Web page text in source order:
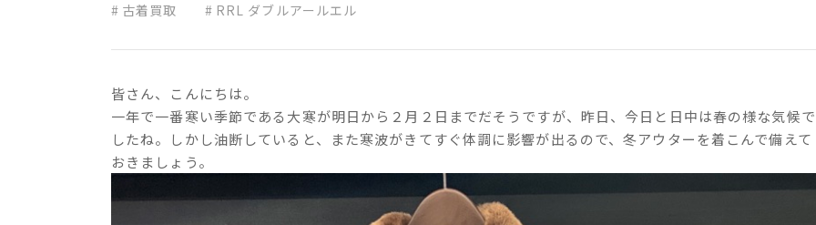
古着買取 RRL ダブルアールエル
皆さん、こんにちは。
一年で一番寒い季節である大寒が明日から２月２日までだそうですが、昨日、今日と日中は春の様な気候で
したね。しかし油断していると、また寒波がきてすぐ体調に影響が出るので、冬アウターを着こんで備えて
おきましょう。